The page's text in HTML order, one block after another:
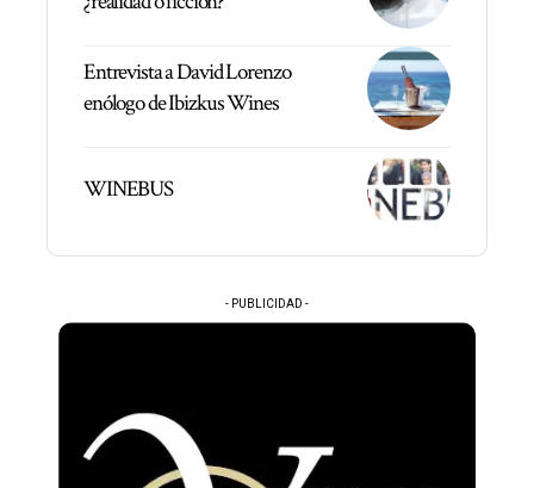
Entrevista a David Lorenzo
enólogo de Ibizkus Wines
WINEBUS
- PUBLICIDAD -